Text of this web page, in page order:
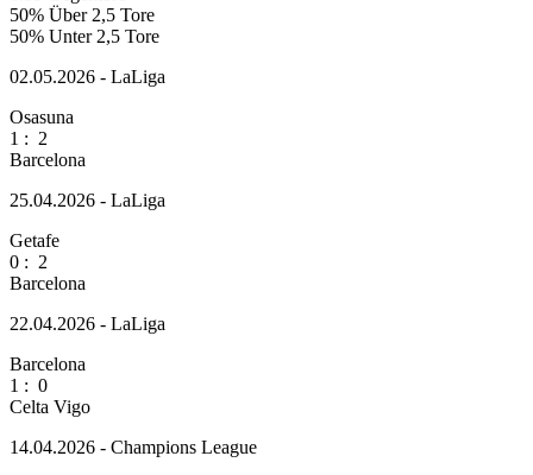
50% Über 2,5 Tore
50% Unter 2,5 Tore
02.05.2026 - LaLiga
Osasuna
1 : 2
Barcelona
25.04.2026 - LaLiga
Getafe
0 : 2
Barcelona
22.04.2026 - LaLiga
Barcelona
1 : 0
Celta Vigo
14.04.2026 - Champions League